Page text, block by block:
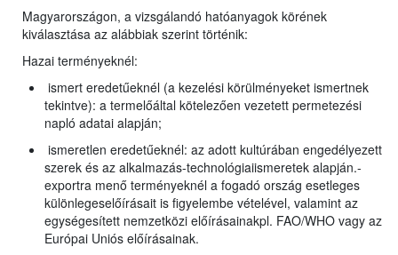
Magyarországon, a vizsgálandó hatóanyagok körének
kiválasztása az alábbiak szerint történik:
Hazai terményeknél:
ismert eredetűeknél (a kezelési körülményeket ismertnek
tekintve): a termelőáltal kötelezően vezetett permetezési
napló adatai alapján;
ismeretlen eredetűeknél: az adott kultúrában engedélyezett
szerek és az alkalmazás-technológiaiismeretek alapján.-
exportra menő terményeknél a fogadó ország esetleges
különlegeselőírásait is figyelembe vételével, valamint az
egységesített nemzetközi előírásainakpl. FAO/WHO vagy az
Európai Uniós előírásainak.